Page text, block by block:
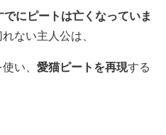
でにピートは亡くなっていま
ない主人公は、
い、 愛猫ピートを再現する